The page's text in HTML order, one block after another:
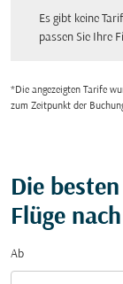
Es gibt keine
passen Sie Ihre
*Die angezeigten Tarife
zum Zeitpunkt der
Die
Flüge
Ab